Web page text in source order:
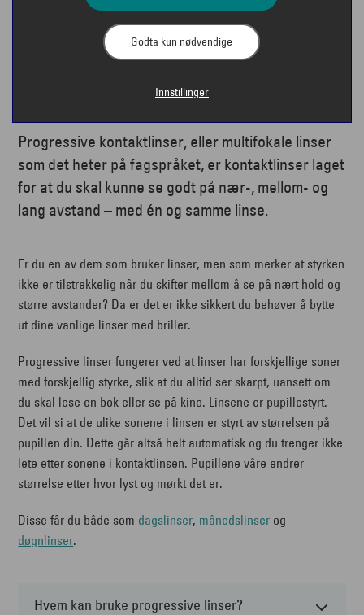
Progressive kontaktlinser, eller multifokale linser
som det heter på fagspråket, er kontaktlinser laget
for at du skal kunne se godt på nær-, mellom- og
lang avstand – med én og samme linse.
Er du en av dem som bruker linser, men som merker at styrken
ikke er tilstrekkelig når du skifter mellom å se på nært hold og
større avstander? Da er det er ikke sikkert du behøver å bytte
ut dine vanlige linser med briller.
Progressive linser fungerer ved at linser har forskjellige soner
med forskjellig styrke, slik at du alltid ser skarpt, uansett om
du skal lese en bok eller se på kino. Linsene er pupillestyrt.
Det vil si at de ulike sonene i linsen er styrt av størrelsen på
pupillen din. Dette går altså helt automatisk og du trenger ikke
lete etter sonene i kontaktlinsen. Pupillene våre endrer
størrelse etter hvor lyst og mørkt det er.
Disse får du både som dagslinser, månedslinser og
døgnlinser.
Hvem kan bruke progressive linser?
Godta kun nødvendige
Innstillinger